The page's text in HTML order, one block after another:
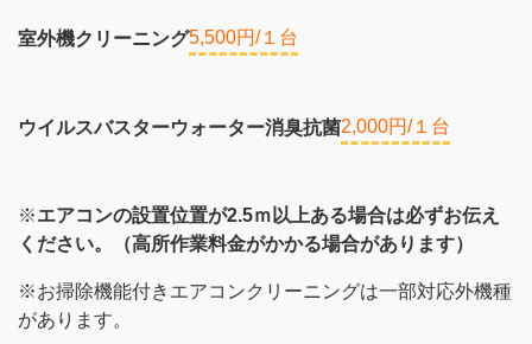
室外機クリーニング5,500円/１台
ウイルスバスターウォーター消臭抗菌2,000円/１台
※エアコンの設置位置が2.5ｍ以上ある場合は必ずお伝え
ください。（高所作業料金がかかる場合があります）
※お掃除機能付きエアコンクリーニングは一部対応外機種
があります。